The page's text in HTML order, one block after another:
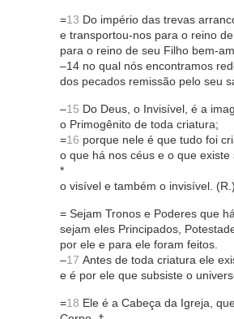
=13 Do império das trevas
e transportou-nos para o reino
para o reino de seu Filho bem-
–14 no qual nós encontramos
dos pecados remissão pelo seu
–15 Do Deus, o Invisível, é a
o Primogênito de toda criatura;
=16 porque nele é que tudo foi
o que há nos céus e o que existe
*
o visível e também o invisível. (R.)
= Sejam Tronos e Poderes que
sejam eles Principados,
por ele e para ele foram feitos.
–17 Antes de toda criatura ele
e é por ele que subsiste o
=18 Ele é a Cabeça da Igreja,